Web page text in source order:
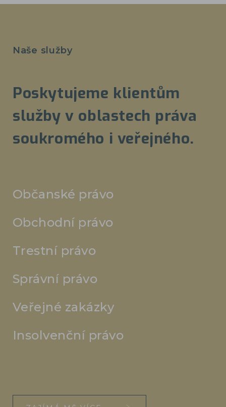
Naše služby
Poskytujeme klientům
služby v oblastech práva
soukromého i veřejného.
Občanské právo
Obchodní právo
Trestní právo
Správní právo
Veřejné zakázky
Insolvenční právo